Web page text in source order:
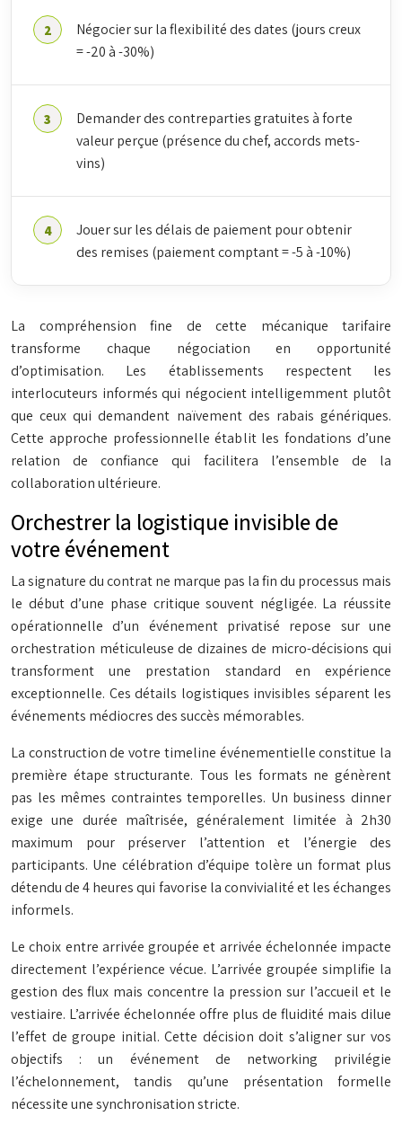
Négocier sur la flexibilité des dates (jours creux
= -20 à -30%)
Demander des contreparties gratuites à forte
valeur perçue (présence du chef, accords mets-
vins)
Jouer sur les délais de paiement pour obtenir
des remises (paiement comptant = -5 à -10%)
La compréhension fine de cette mécanique tarifaire
transforme chaque négociation en opportunité
d’optimisation. Les établissements respectent les
interlocuteurs informés qui négocient intelligemment plutôt
que ceux qui demandent naïvement des rabais génériques.
Cette approche professionnelle établit les fondations d’une
relation de confiance qui facilitera l’ensemble de la
collaboration ultérieure.
Orchestrer la logistique invisible de
votre événement
La signature du contrat ne marque pas la fin du processus mais
le début d’une phase critique souvent négligée. La réussite
opérationnelle d’un événement privatisé repose sur une
orchestration méticuleuse de dizaines de micro-décisions qui
transforment une prestation standard en expérience
exceptionnelle. Ces détails logistiques invisibles séparent les
événements médiocres des succès mémorables.
La construction de votre timeline événementielle constitue la
première étape structurante. Tous les formats ne génèrent
pas les mêmes contraintes temporelles. Un business dinner
exige une durée maîtrisée, généralement limitée à 2h30
maximum pour préserver l’attention et l’énergie des
participants. Une célébration d’équipe tolère un format plus
détendu de 4 heures qui favorise la convivialité et les échanges
informels.
Le choix entre arrivée groupée et arrivée échelonnée impacte
directement l’expérience vécue. L’arrivée groupée simplifie la
gestion des flux mais concentre la pression sur l’accueil et le
vestiaire. L’arrivée échelonnée offre plus de fluidité mais dilue
l’effet de groupe initial. Cette décision doit s’aligner sur vos
objectifs : un événement de networking privilégie
l’échelonnement, tandis qu’une présentation formelle
nécessite une synchronisation stricte.